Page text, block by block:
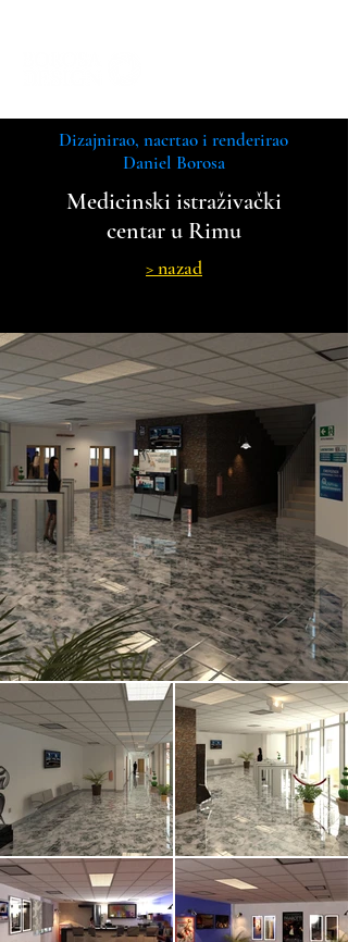
Dizajnirao, nacrtao i renderirao
Daniel Borosa
Medicinski istraživački
centar u Rimu
> nazad